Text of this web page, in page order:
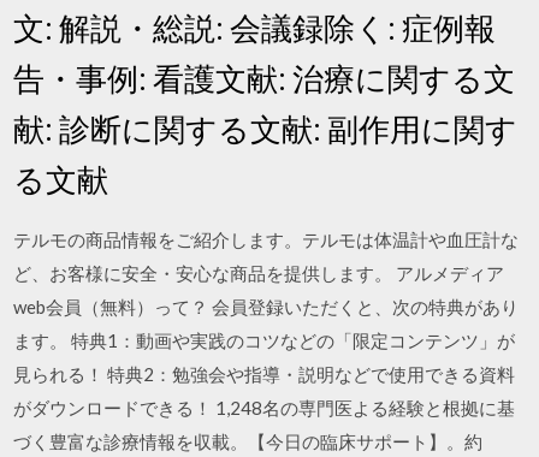
文: 解説・総説: 会議録除く: 症例報
告・事例: 看護文献: 治療に関する文
献: 診断に関する文献: 副作用に関す
る文献
テルモの商品情報をご紹介します。テルモは体温計や血圧計な
ど、お客様に安全・安心な商品を提供します。 アルメディア
web会員（無料）って？ 会員登録いただくと、次の特典があり
ます。 特典1：動画や実践のコツなどの「限定コンテンツ」が
見られる！ 特典2：勉強会や指導・説明などで使用できる資料
がダウンロードできる！ 1,248名の専門医よる経験と根拠に基
づく豊富な診療情報を収載。【今日の臨床サポート】。約